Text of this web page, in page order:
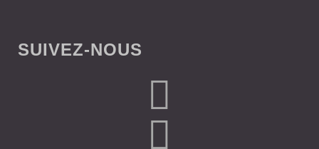
SUIVEZ-NOUS